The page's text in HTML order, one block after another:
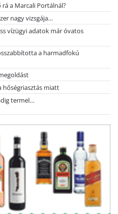
a Marcali Portálnál?
nagy vizsgája…
vízügyi adatok már óvatos
a harmadfokú
hőségriasztás miatt
termel…